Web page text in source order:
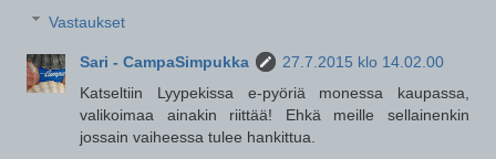
Vastaukset
Sari - CampaSimpukka
27.7.2015 klo 14.02.00
Katseltiin Lyypekissa e-pyöriä monessa kaupassa,
valikoimaa ainakin riittää! Ehkä meille sellainenkin
jossain vaiheessa tulee hankittua.